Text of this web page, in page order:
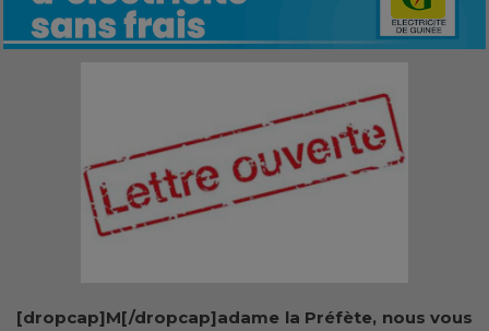
[dropcap]M[/dropcap]adame la Préfète, nous vous